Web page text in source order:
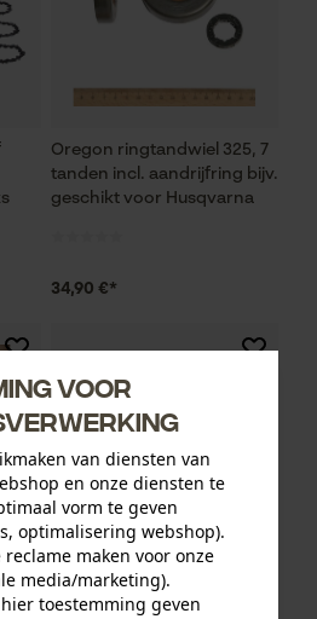
Oregon ringtandwiel 325, 7
tanden incl. aandrijfring bijv.
geschikt voor Husqvarna
34,90 €*
Felco snoeischaar 310 met
voor
van diensten van
en onze diensten te
vorm te geven
optimalisering webshop).
maken voor onze
media/marketing).
toestemming geven